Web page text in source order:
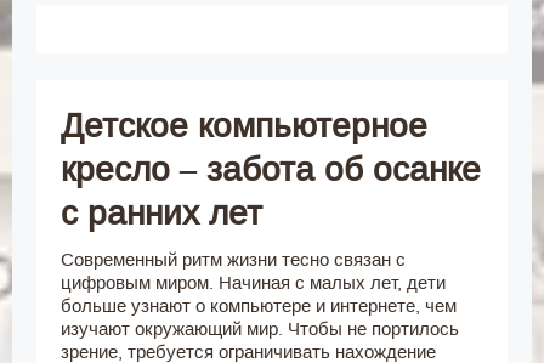
Детское компьютерное
кресло – забота об осанке
с ранних лет
Современный ритм жизни тесно связан с
цифровым миром. Начиная с малых лет, дети
больше узнают о компьютере и интернете, чем
изучают окружающий мир. Чтобы не портилось
зрение, требуется ограничивать нахождение